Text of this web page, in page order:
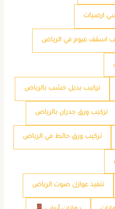
ارضيات
اسقف غيوم في الرياض
تركيب بديل خشب بالرياض
تركيب ورق جدران بالرياض
تركيب ورق حائط في الرياض
تنفيذ عوازل صوت الرياض